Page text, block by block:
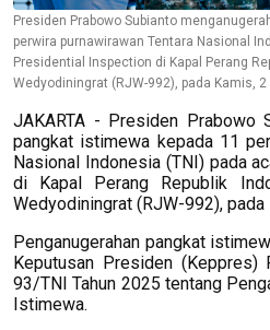
Presiden Prabowo Subianto
perwira purnawirawan Tentara Nasional
Presidential Inspection di Kapal Perang
Wedyodiningrat (RJW-992), pada Kamis, 2
JAKARTA - Presiden Prabowo
pangkat istimewa kepada 11
Nasional Indonesia (TNI) pada
di Kapal Perang Republik
Wedyodiningrat (RJW-992),
Penganugerahan pangkat
Keputusan Presiden (Keppres)
93/TNI Tahun 2025 tentang
Istimewa.